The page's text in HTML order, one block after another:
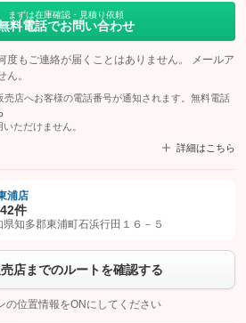
まずは在庫確認・見積り依頼
料電話でお問い合わせ
度もご連絡が届くことはありません。 メールア
ん。
店へお客様の電話番号が通知されます。無料電話
ただけません。
詳細はこちら
トを友だち追加してから「許可する」ボタンを押
ンをタップして問い合わせを
浦店
件
知多郡東浦町石浜行田１６－５
店までのルートを確認する
の位置情報をONにしてください